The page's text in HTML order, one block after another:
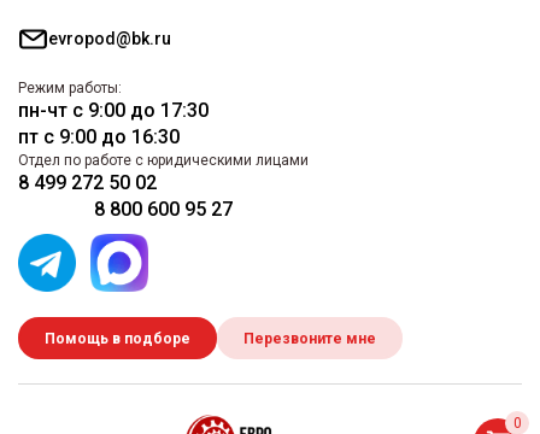
evropod@bk.ru
Режим работы:
пн-чт с 9:00 до 17:30
пт с 9:00 до 16:30
Отдел по работе с юридическими лицами
8 499 272 50 02
8 800 600 95 27
Помощь в подборе Перезвоните мне
0